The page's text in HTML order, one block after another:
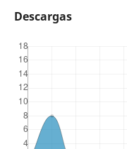
Descargas